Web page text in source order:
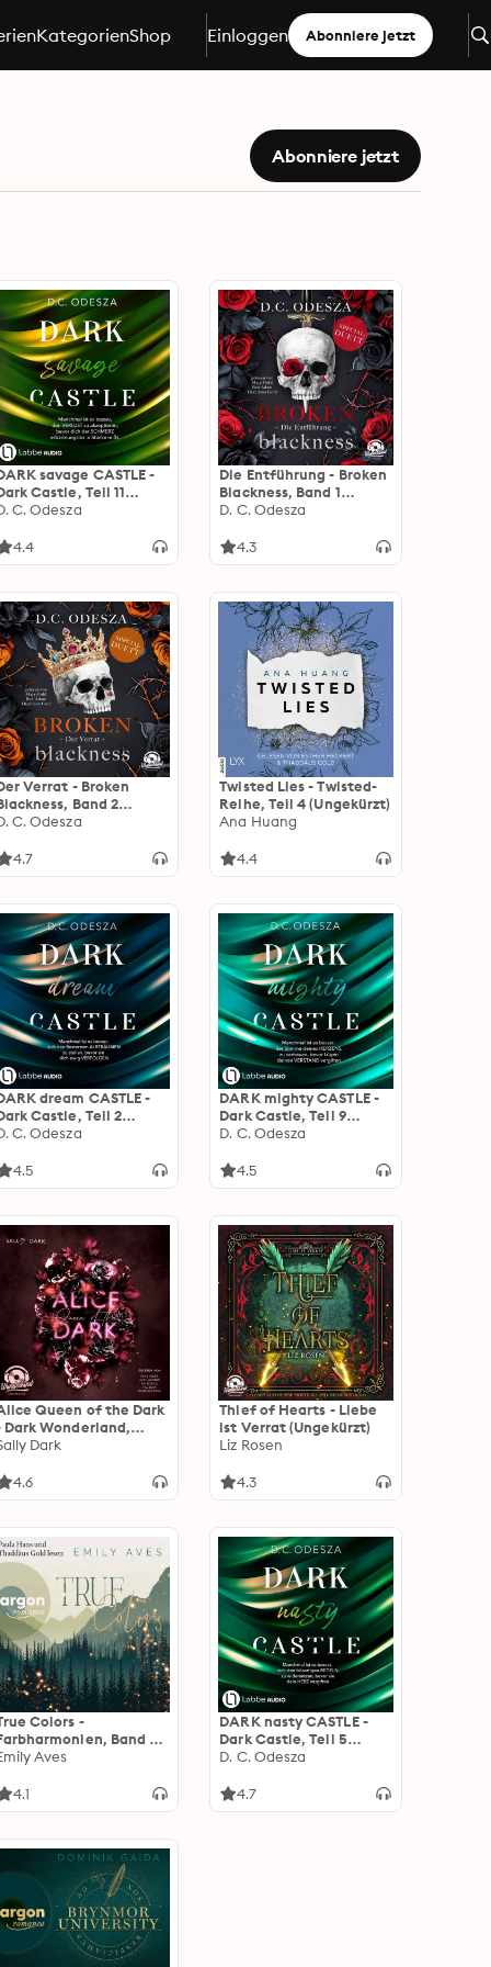
KategorienShop Einloggen Abonniere jetzt
Abonniere jetzt
savage CASTLE -
Castle, Teil 11
C. Odesza
4.4
Die Entführung - Broken
Blackness, Band 1
(Ungekürzt)
D. C. Odesza
4.3
Verrat - Broken
Band 2
C. Odesza
4.7
Twisted Lies - Twisted-
Reihe, Teil 4 (Ungekürzt)
Ana Huang
4.4
dream CASTLE -
Castle, Teil 2
C. Odesza
4.5
DARK mighty CASTLE -
Dark Castle, Teil 9
(Ungekürzt)
D. C. Odesza
4.5
Queen of the Dark
Dark Wonderland,
2 (Ungekürzt)
Dark
4.6
Thief of Hearts - Liebe
ist Verrat (Ungekürzt)
Liz Rosen
4.3
Colors -
Band 1
Lesung)
Aves
4.1
DARK nasty CASTLE -
Dark Castle, Teil 5
(Ungekürzt)
D. C. Odesza
4.7